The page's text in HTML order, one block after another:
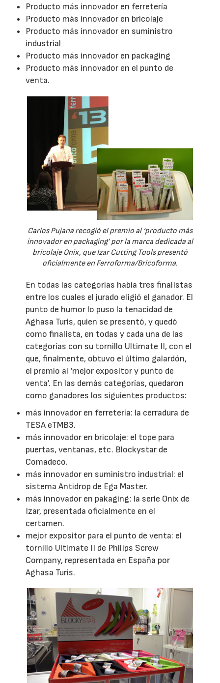
Producto más innovador en ferretería
Producto más innovador en bricolaje
Producto más innovador en suministro
industrial
Producto más innovador en packaging
Producto más innovador en el punto de
venta.
Carlos Pujana recogió el premio al ‘producto más
innovador en packaging’ por la marca dedicada al
bricolaje Onix, que Izar Cutting Tools presentó
oficialmente en Ferroforma/Bricoforma.
En todas las categorías había tres finalistas
entre los cuales el jurado eligió el ganador. El
punto de humor lo puso la tenacidad de
Aghasa Turis, quien se presentó, y quedó
como finalista, en todas y cada una de las
categorías con su tornillo Ultimate II, con el
que, finalmente, obtuvo el último galardón,
el premio al ‘mejor expositor y punto de
venta’. En las demás categorías, quedaron
como ganadores los siguientes productos:
más innovador en ferretería: la cerradura de
TESA eTMB3.
más innovador en bricolaje: el tope para
puertas, ventanas, etc. Blockystar de
Comadeco.
más innovador en suministro industrial: el
sistema Antidrop de Ega Master.
más innovador en pakaging: la serie Onix de
Izar, presentada oficialmente en el
certamen.
mejor expositor para el punto de venta: el
tornillo Ultimate II de Philips Screw
Company, representada en España por
Aghasa Turis.